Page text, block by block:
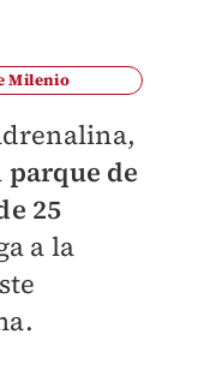
Milenio
parque de
25
a la